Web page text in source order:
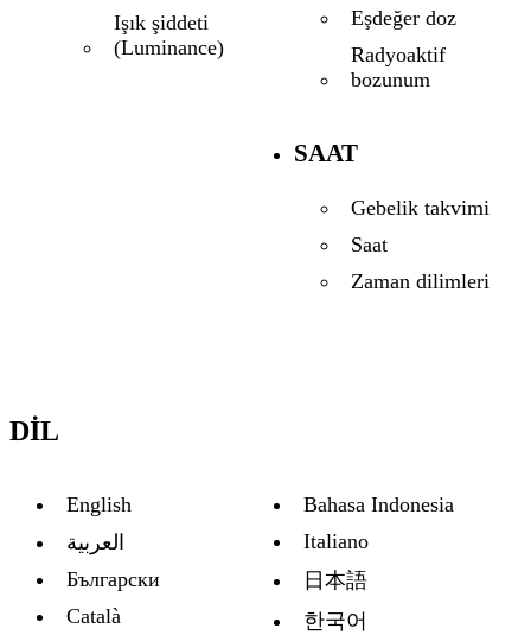
Işık şiddeti
(Luminance)
Eşdeğer doz
Radyoaktif
bozunum
SAAT
Gebelik takvimi
Saat
Zaman dilimleri
DIL
English
العربية
Български
Català
Bahasa Indonesia
Italiano
日本語
한국어